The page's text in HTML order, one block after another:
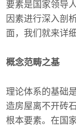
要素是国家领导
因素进行深入剖
面，我们就来详
概念范畴之基
理论体系的基础
造房屋离不开砖
根本要素。在国